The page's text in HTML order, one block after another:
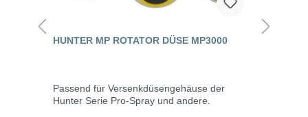
HUNTER MP ROTATOR DÜSE MP3000
Passend für Versenkdüsengehäuse der
Hunter Serie Pro-Spray und andere.